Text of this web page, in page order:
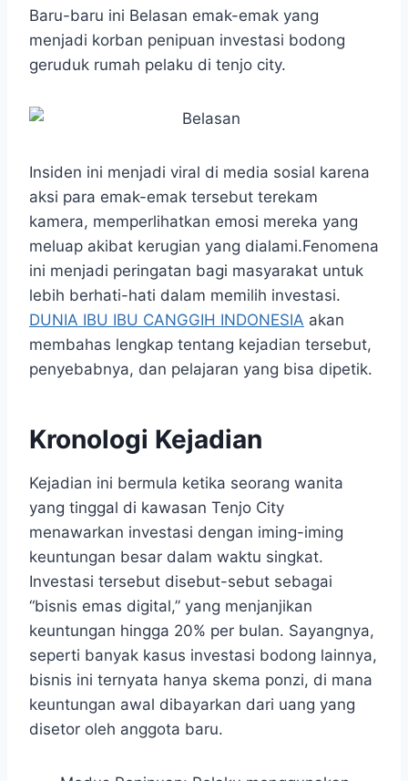
Baru-baru ini Belasan emak-emak yang
menjadi korban penipuan investasi bodong
geruduk rumah pelaku di tenjo city.
Insiden ini menjadi viral di media sosial karena
aksi para emak-emak tersebut terekam
kamera, memperlihatkan emosi mereka yang
meluap akibat kerugian yang dialami.Fenomena
ini menjadi peringatan bagi masyarakat untuk
lebih berhati-hati dalam memilih investasi.
DUNIA IBU IBU CANGGIH INDONESIA akan
membahas lengkap tentang kejadian tersebut,
penyebabnya, dan pelajaran yang bisa dipetik.
Kronologi Kejadian
Kejadian ini bermula ketika seorang wanita
yang tinggal di kawasan Tenjo City
menawarkan investasi dengan iming-iming
keuntungan besar dalam waktu singkat.
Investasi tersebut disebut-sebut sebagai
“bisnis emas digital,” yang menjanjikan
keuntungan hingga 20% per bulan. Sayangnya,
seperti banyak kasus investasi bodong lainnya,
bisnis ini ternyata hanya skema ponzi, di mana
keuntungan awal dibayarkan dari uang yang
disetor oleh anggota baru.